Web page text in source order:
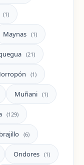
(1)
Maynas (1)
(21)
(1)
Muñani (1)
(129)
(6)
Ondores (1)